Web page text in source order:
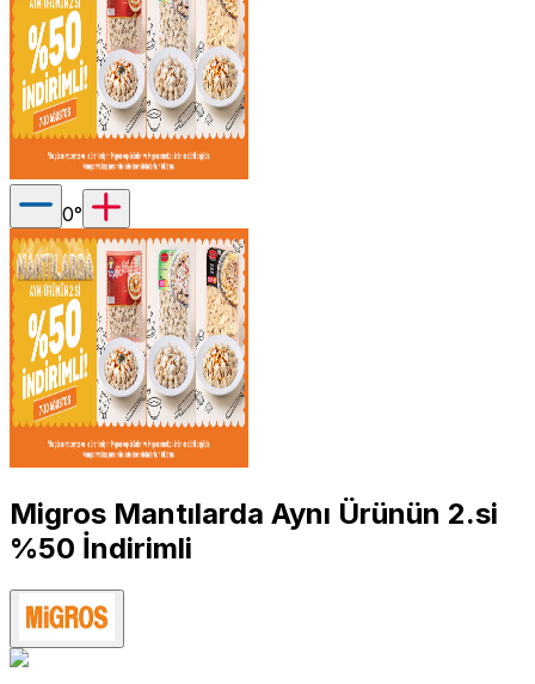
0°
Migros Mantılarda Aynı Ürünün 2.si
%50 İndirimli